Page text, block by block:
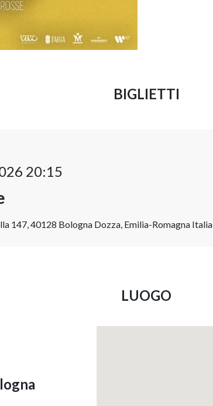
BIGLIETTI
20:15
147, 40128 Bologna Dozza, Emilia-Romagna Italia
LUOGO